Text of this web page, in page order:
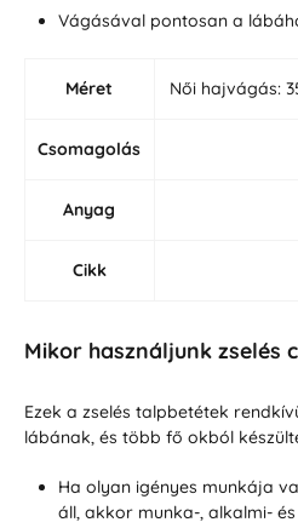
Vágásával pontosan a
Méret Női hajvágás:
Csomagolás
Anyag
Cikk
Mikor használjunk zselés
Ezek a zselés talpbetétek
lábának, és több fő okból
Ha olyan igényes munkája
áll, akkor munka-, alkalmi-